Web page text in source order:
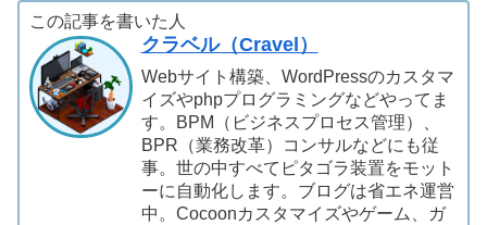
この記事を書いた人
クラベル（Cravel）
Webサイト構築、WordPressのカスタマ
イズやphpプログラミングなどやってま
す。BPM（ビジネスプロセス管理）、
BPR（業務改革）コンサルなどにも従
事。世の中すべてピタゴラ装置をモット
ーに自動化します。ブログは省エネ運営
中。Cocoonカスタマイズやゲーム、ガ